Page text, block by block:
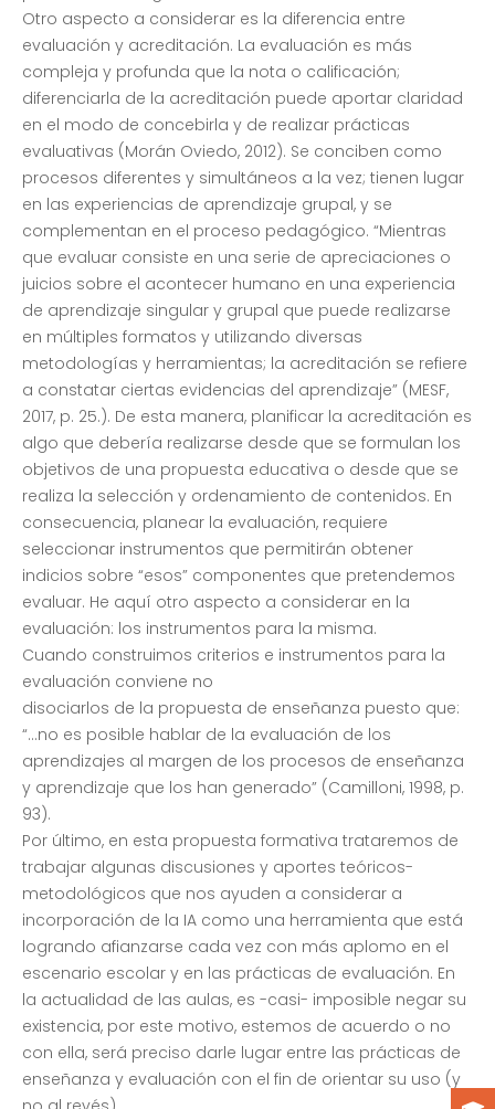
Otro aspecto a considerar es la diferencia entre
evaluación y acreditación. La evaluación es más
compleja y profunda que la nota o calificación;
diferenciarla de la acreditación puede aportar claridad
en el modo de concebirla y de realizar prácticas
evaluativas (Morán Oviedo, 2012). Se conciben como
procesos diferentes y simultáneos a la vez; tienen lugar
en las experiencias de aprendizaje grupal, y se
complementan en el proceso pedagógico. “Mientras
que evaluar consiste en una serie de apreciaciones o
juicios sobre el acontecer humano en una experiencia
de aprendizaje singular y grupal que puede realizarse
en múltiples formatos y utilizando diversas
metodologías y herramientas; la acreditación se refiere
a constatar ciertas evidencias del aprendizaje” (MESF,
2017, p. 25.). De esta manera, planificar la acreditación es
algo que debería realizarse desde que se formulan los
objetivos de una propuesta educativa o desde que se
realiza la selección y ordenamiento de contenidos. En
consecuencia, planear la evaluación, requiere
seleccionar instrumentos que permitirán obtener
indicios sobre “esos” componentes que pretendemos
evaluar. He aquí otro aspecto a considerar en la
evaluación: los instrumentos para la misma.
Cuando construimos criterios e instrumentos para la
evaluación conviene no
disociarlos de la propuesta de enseñanza puesto que:
“…no es posible hablar de la evaluación de los
aprendizajes al margen de los procesos de enseñanza
y aprendizaje que los han generado” (Camilloni, 1998, p.
93).
Por último, en esta propuesta formativa trataremos de
trabajar algunas discusiones y aportes teóricos-
metodológicos que nos ayuden a considerar a
incorporación de la IA como una herramienta que está
logrando afianzarse cada vez con más aplomo en el
escenario escolar y en las prácticas de evaluación. En
la actualidad de las aulas, es -casi- imposible negar su
existencia, por este motivo, estemos de acuerdo o no
con ella, será preciso darle lugar entre las prácticas de
enseñanza y evaluación con el fin de orientar su uso (y